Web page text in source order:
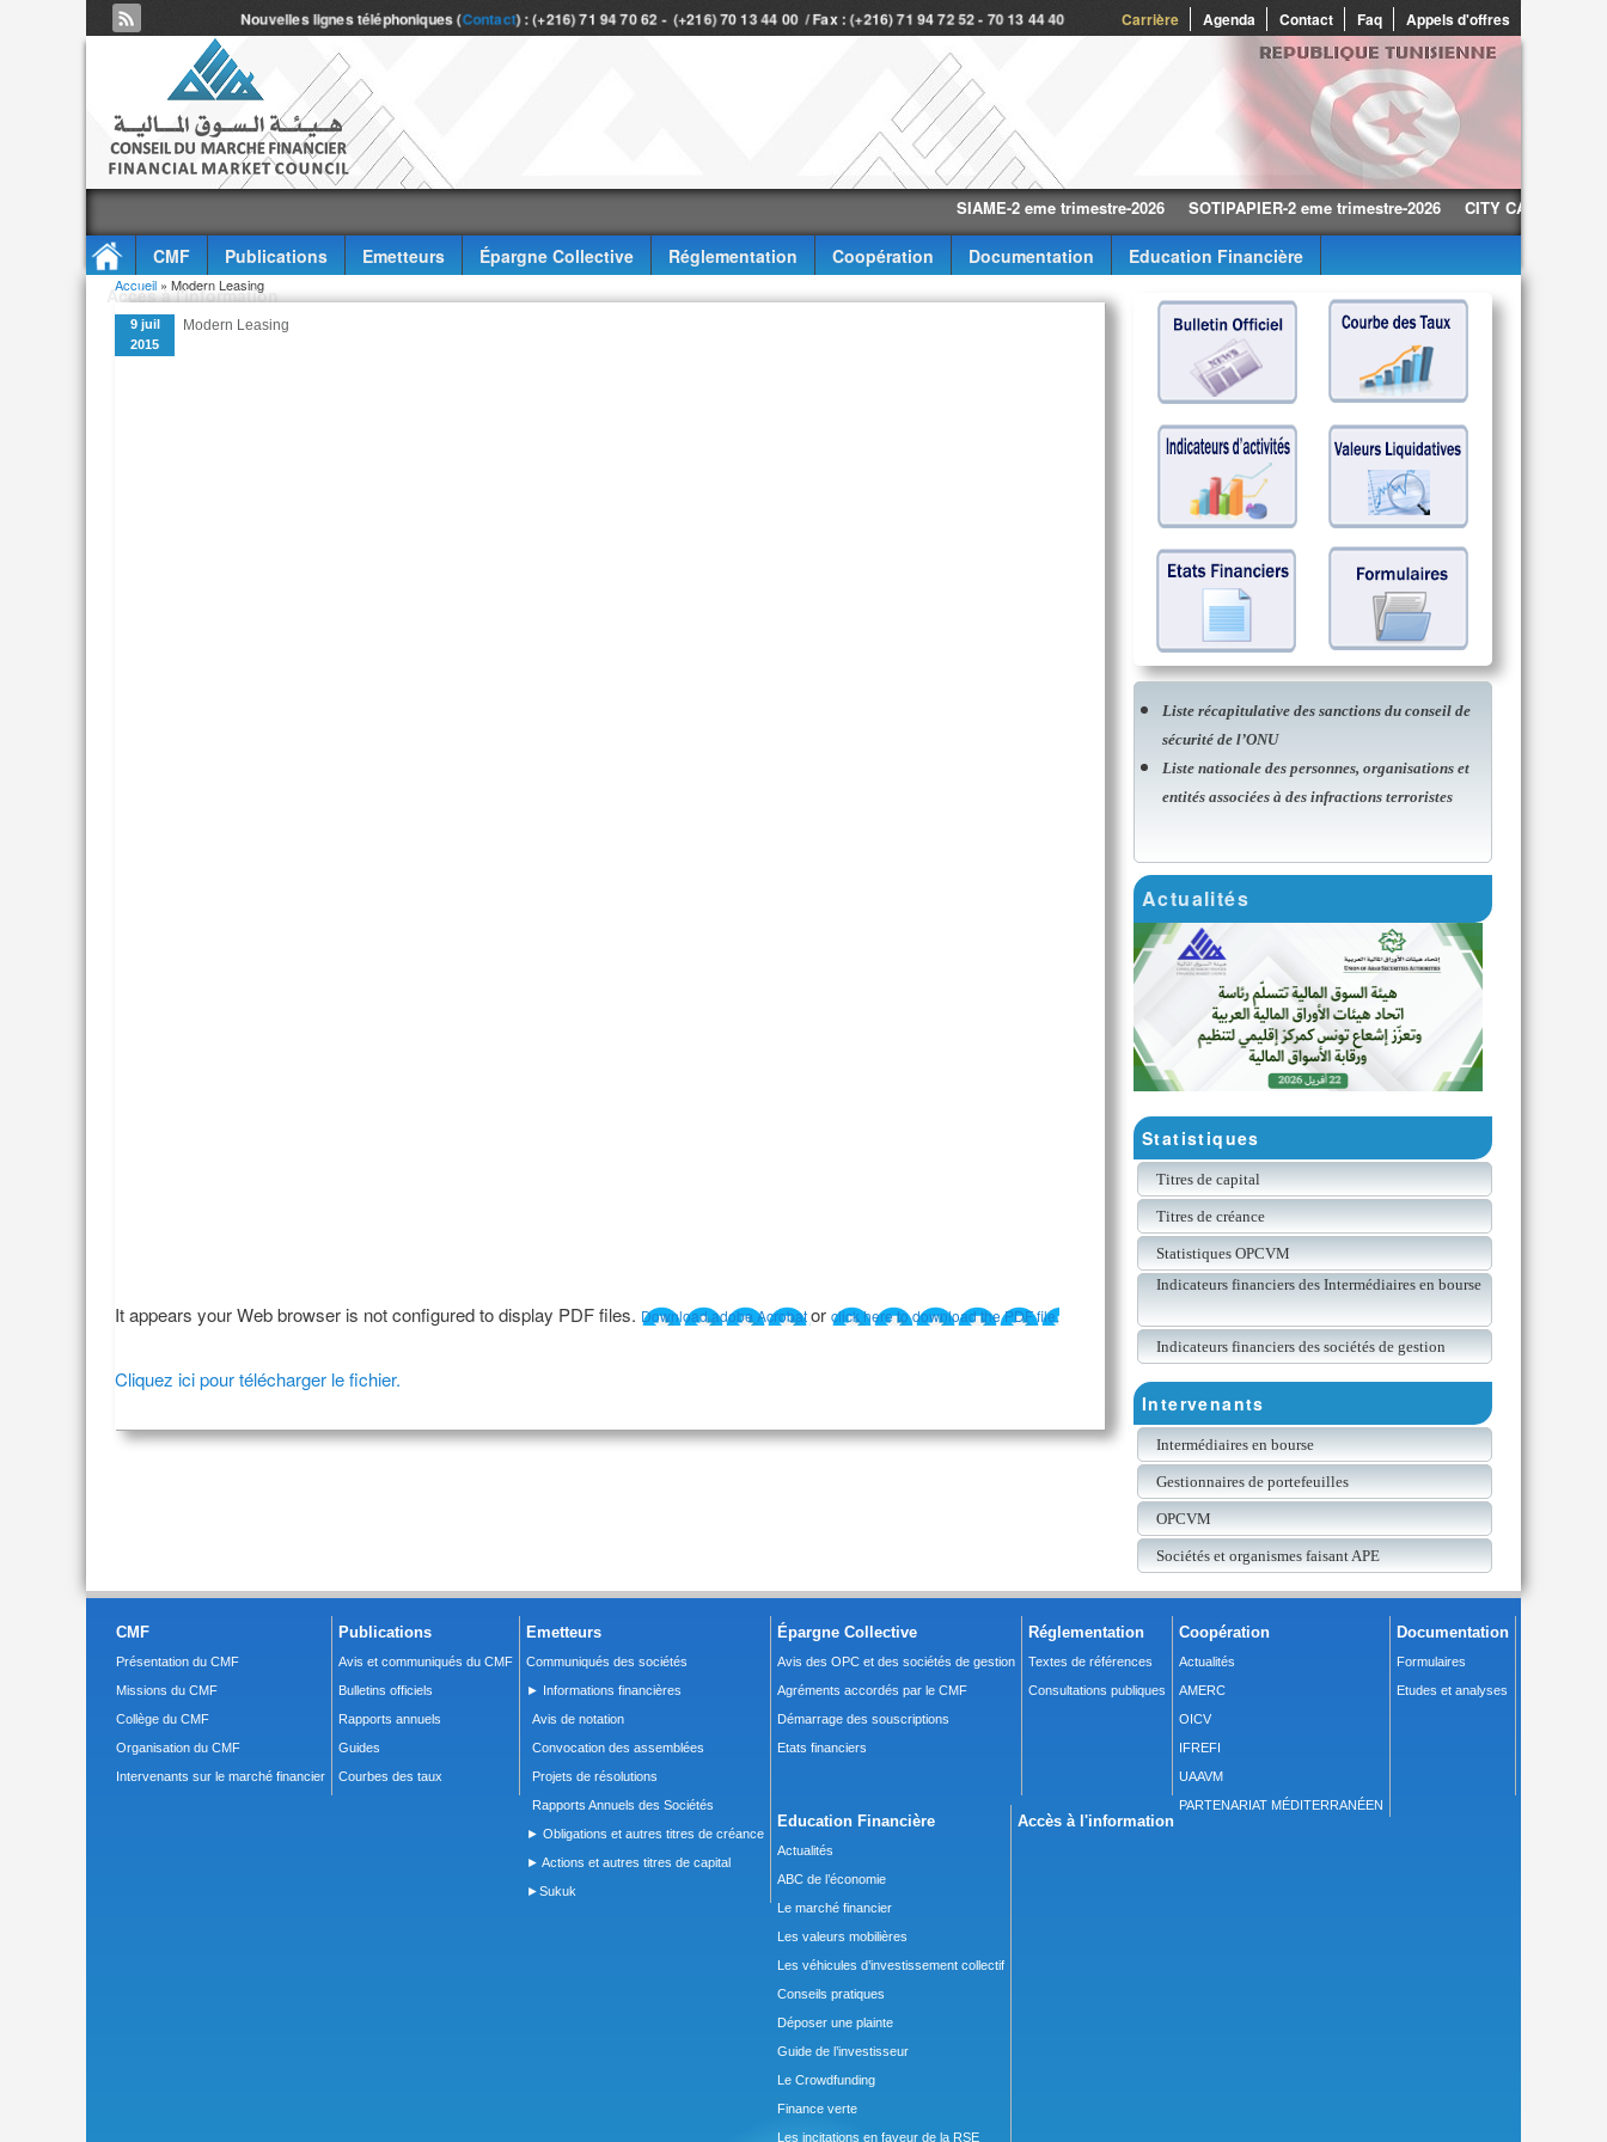
Carrière Agenda Contact Faq Appels d'offres
Nouvelles lignes téléphoniques (Contact) : (+216) 71 94 70 62 - (+216) 70 13 44 00 / Fax : (+216) 71 94 72 52 - 70 13 44 40
SIAME-2 eme trimestre-2026 SOTIPAPIER-2 eme trimestre-2026 CITY CARS-2 eme
CMF Publications Emetteurs Épargne Collective Réglementation Coopération Documentation
Education Financière
Accès à l'information
Vous êtes ici
Accueil » Modern Leasing
9 juil
2015
Modern Leasing
It appears your Web browser is not configured to display PDF files. Download adobe Acrobator click here to download the PDF file.
Cliquez ici pour télécharger le fichier.
Liste récapitulative des sanctions du conseil de
sécurité de l’ONU
Liste nationale des personnes, organisations et
entités associées à des infractions terroristes
Actualités
Statistiques
Titres de capital
Titres de créance
Statistiques OPCVM
Indicateurs financiers des Intermédiaires en bourse
Indicateurs financiers des sociétés de gestion
Intervenants
Intermédiaires en bourse
Gestionnaires de portefeuilles
OPCVM
Sociétés et organismes faisant APE
CMF
Présentation du CMF
Missions du CMF
Collège du CMF
Organisation du CMF
Intervenants sur le marché financier
Publications
Avis et communiqués du CMF
Bulletins officiels
Rapports annuels
Guides
Courbes des taux
Emetteurs
Communiqués des sociétés
► Informations financières
Avis de notation
Convocation des assemblées
Projets de résolutions
Rapports Annuels des Sociétés
► Obligations et autres titres de créance
► Actions et autres titres de capital
►Sukuk
Épargne Collective
Avis des OPC et des sociétés de gestion
Agréments accordés par le CMF
Démarrage des souscriptions
Etats financiers
Réglementation
Textes de références
Consultations publiques
Coopération
Actualités
AMERC
OICV
IFREFI
UAAVM
PARTENARIAT MÉDITERRANÉEN
Documentation
Formulaires
Etudes et analyses
Education Financière
Actualités
ABC de l’économie
Le marché financier
Les valeurs mobilières
Les véhicules d’investissement collectif
Conseils pratiques
Déposer une plainte
Guide de l’investisseur
Le Crowdfunding
Finance verte
Les incitations en faveur de la RSE
Accès à l'information